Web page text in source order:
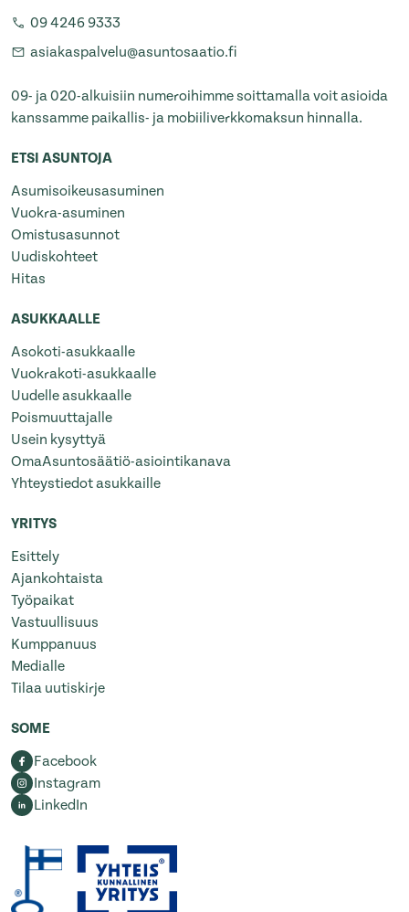
09 4246 9333
asiakaspalvelu@asuntosaatio.fi
09- ja 020-alkuisiin numeroihimme soittamalla voit asioida
kanssamme paikallis- ja mobiiliverkkomaksun hinnalla.
ETSI ASUNTOJA
Asumisoikeusasuminen
Vuokra-asuminen
Omistusasunnot
Uudiskohteet
Hitas
ASUKKAALLE
Asokoti-asukkaalle
Vuokrakoti-asukkaalle
Uudelle asukkaalle
Poismuuttajalle
Usein kysyttyä
OmaAsuntosäätiö-asiointikanava
Yhteystiedot asukkaille
YRITYS
Esittely
Ajankohtaista
Työpaikat
Vastuullisuus
Kumppanuus
Medialle
Tilaa uutiskirje
SOME
Facebook
Instagram
LinkedIn